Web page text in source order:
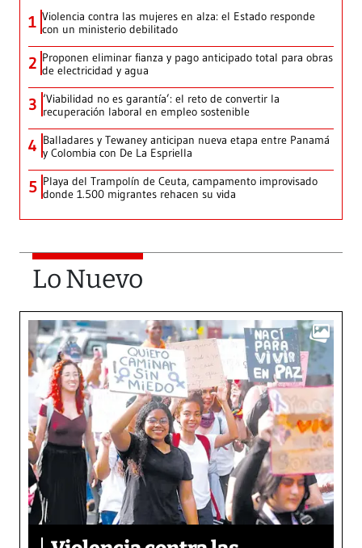
1 Violencia contra las mujeres en alza: el Estado responde
con un ministerio debilitado
2 Proponen eliminar fianza y pago anticipado total para obras
de electricidad y agua
3 ‘Viabilidad no es garantía’: el reto de convertir la
recuperación laboral en empleo sostenible
4 Balladares y Tewaney anticipan nueva etapa entre Panamá
y Colombia con De La Espriella
5 Playa del Trampolín de Ceuta, campamento improvisado
donde 1.500 migrantes rehacen su vida
Lo Nuevo